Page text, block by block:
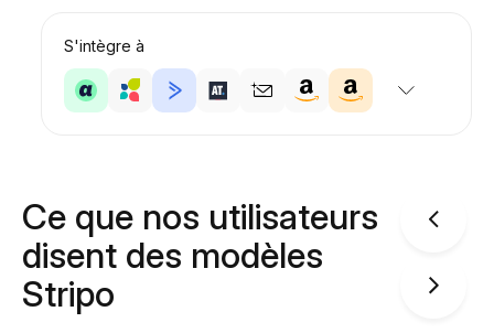
S'intègre à
Ce que nos utilisateurs
disent des modèles
Stripo